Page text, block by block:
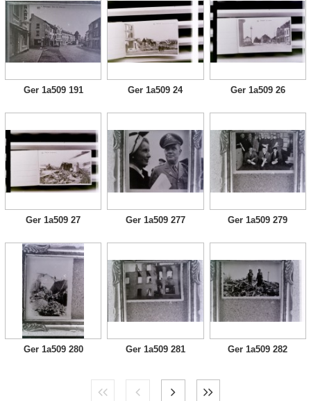
Ger 1a509 191 Ger 1a509 24 Ger 1a509 26
Ger 1a509 27 Ger 1a509 277 Ger 1a509 279
Ger 1a509 280 Ger 1a509 281 Ger 1a509 282